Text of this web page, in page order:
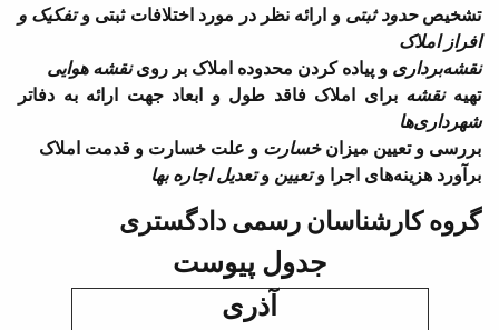
تشخیصحدود ثبتیو ارائه نظر در مورد اختلافات ثبتی وتفکیک و
افراز املاک
نقشه‌برداری و پیاده کردن محدوده املاک بر روینقشه‌ هوایی
تهیهنقشهبرای املاک فاقد طول و ابعاد جهت ارائه به دفاتر
شهرداری‌ها
بررسی و تعیین میزانخسارت و علت خسارت و قدمت املاک
برآورد هزینه‌های اجرا وتعیین وتعدیل اجاره بها
گروه کارشناسان رسمی دادگستری
جدول پیوست
آذری